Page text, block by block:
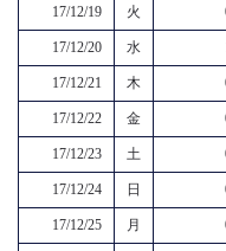
17/12/19 火
17/12/20 水
17/12/21 木
17/12/22 金
17/12/23 土
17/12/24 日
17/12/25 月